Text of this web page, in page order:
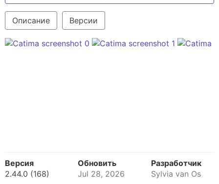
Описание Версии
Версия
2.44.0 (168)
Обновить
Jul 28, 2026
Разработчик
Sylvia van Os